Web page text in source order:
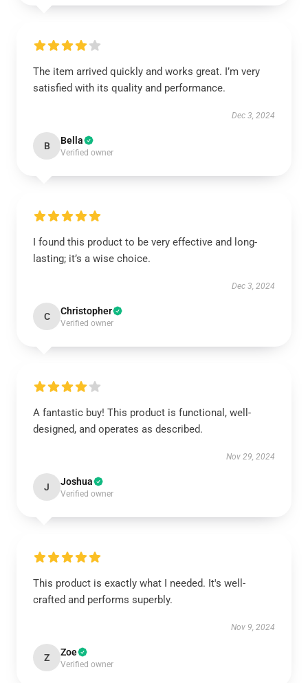
The item arrived quickly and works great. I’m very
satisfied with its quality and performance.
Dec 3, 2024
B Bella
Verified owner
I found this product to be very effective and long-
lasting; it’s a wise choice.
Dec 3, 2024
C Christopher
Verified owner
A fantastic buy! This product is functional, well-
designed, and operates as described.
Nov 29, 2024
J Joshua
Verified owner
This product is exactly what I needed. It's well-
crafted and performs superbly.
Nov 9, 2024
Z Zoe
Verified owner